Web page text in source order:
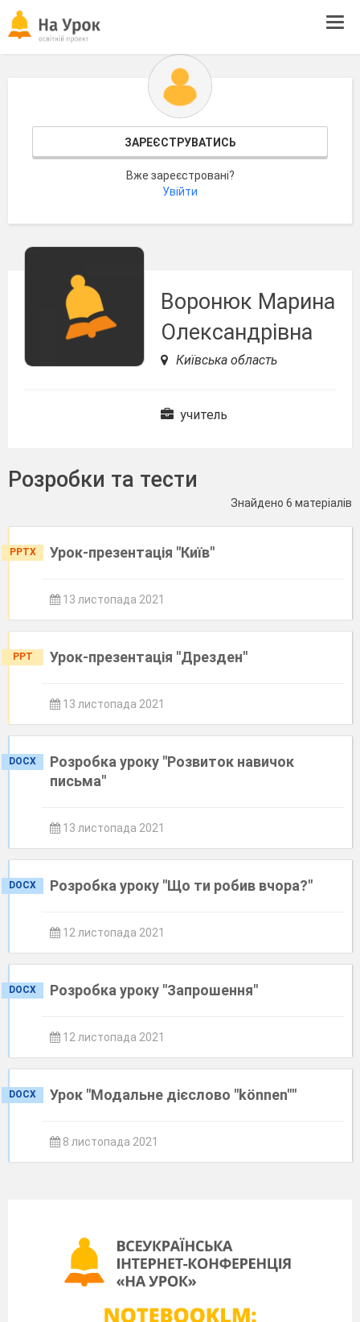
ЗАРЕЄСТРУВАТИСЬ
Вже зареєстровані?
Увійти
Воронюк Марина
Олександрівна
Київська область
учитель
Розробки та тести
Знайдено 6 матеріалів
PPTX Урок-презентація "Київ"
13 листопада 2021
PPT Урок-презентація "Дрезден"
13 листопада 2021
DOCX
Розробка уроку "Розвиток навичок
письма"
13 листопада 2021
DOCX Розробка уроку "Що ти робив вчора?"
12 листопада 2021
DOCX Розробка уроку "Запрошення"
12 листопада 2021
DOCX Урок "Модальне дієслово "können""
8 листопада 2021